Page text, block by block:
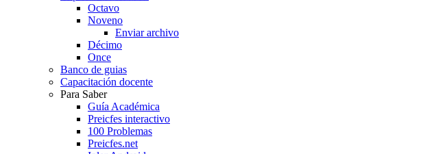
Octavo
Noveno
Enviar archivo
Décimo
Once
Banco de guias
Capacitación docente
Para Saber
Guía Académica
Preicfes interactivo
100 Problemas
Preicfes.net